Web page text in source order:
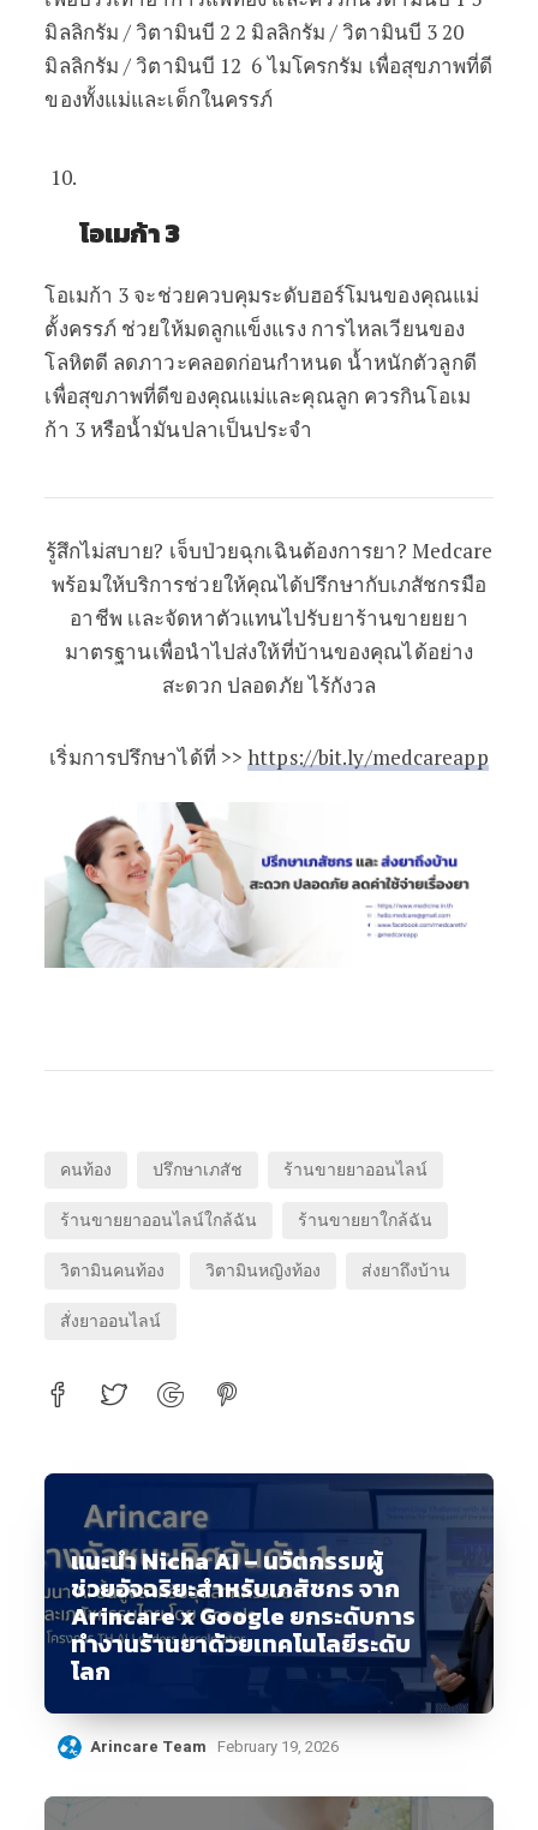
มิลลิกรัม / วิตามินบี 2 2 มิลลิกรัม / วิตามินบี 3 20
มิลลิกรัม / วิตามินบี 12 6ไมโครกรัม เพื่อสุขภาพที่ดี
ของทั้งแม่และเด็กในครรภ์
โอเมก้า 3
โอเมก้า 3 จะช่วยควบคุมระดับฮอร์โมนของคุณแม่
ตั้งครรภ์ ช่วยให้มดลูกแข็งแรง การไหลเวียนของ
โลหิตดี ลดภาวะคลอดก่อนกำหนด น้ำหนักตัวลูกดี
เพื่อสุขภาพที่ดีของคุณแม่และคุณลูก ควรกินโอเม
ก้า 3 หรือน้ำมันปลาเป็นประจำ
รู้สึกไม่สบาย? เจ็บป่วยฉุกเฉินต้องการยา? Medcare
พร้อมให้บริการช่วยให้คุณได้ปรึกษากับเภสัชกรมือ
อาชีพ เเละจัดหาตัวแทนไปรับยาร้านขายยยา
มาตรฐานเพื่อนำไปส่งให้ที่บ้านของคุณได้อย่าง
สะดวก ปลอดภัย ไร้กังวล
เริ่มการปรึกษาได้ที่ >>https://bit.ly/medcareapp
คนท้อง ปรึกษาเภสัช
ร้านขายยาออนไลน์
ร้านขายยาออนไลน์ใกล้ฉัน
ร้านขายยาใกล้ฉัน
วิตามินคนท้อง
วิตามินหญิงท้อง
ส่งยาถึงบ้าน
สั่งยาออนไลน์
แนะนำ Nicha AI – นวัตกรรมผู้
ช่วยอัจฉริยะสำหรับเภสัชกร จาก
Arincare x Google ยกระดับการ
ทำงานร้านยาด้วยเทคโนโลยีระดับ
โลก
Arincare Team February 19, 2026